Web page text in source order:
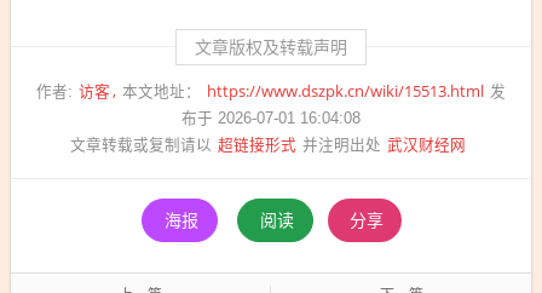
文章版权及转载声明
作者: 访客 本文地址： https://www.dszpk.cn/wiki/15513.html 发
布于 2026-07-01 16:04:08
文章转载或复制请以 超链接形式 并注明出处 武汉财经网
海报 阅读 分享